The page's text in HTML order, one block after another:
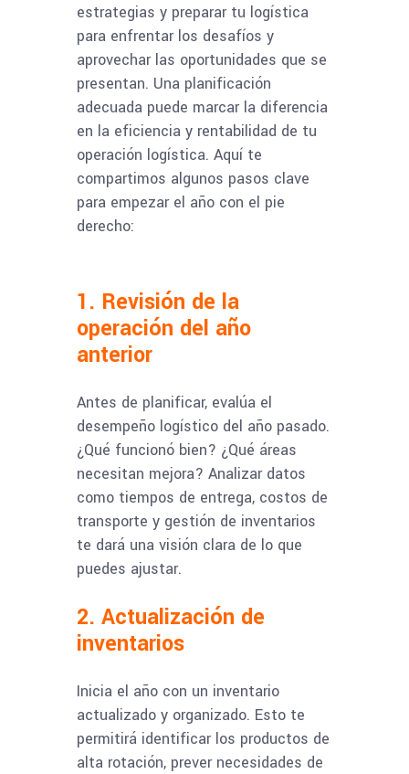
estrategias y preparar tu logística
para enfrentar los desafíos y
aprovechar las oportunidades que se
presentan. Una planificación
adecuada puede marcar la diferencia
en la eficiencia y rentabilidad de tu
operación logística. Aquí te
compartimos algunos pasos clave
para empezar el año con el pie
derecho:
1. Revisión de la
operación del año
anterior
Antes de planificar, evalúa el
desempeño logístico del año pasado.
¿Qué funcionó bien? ¿Qué áreas
necesitan mejora? Analizar datos
como tiempos de entrega, costos de
transporte y gestión de inventarios
te dará una visión clara de lo que
puedes ajustar.
2. Actualización de
inventarios
Inicia el año con un inventario
actualizado y organizado. Esto te
permitirá identificar los productos de
alta rotación, prever necesidades de